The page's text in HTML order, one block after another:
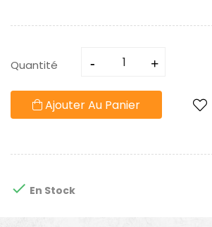
Quantité
Ajouter Au Panier
 En Stock